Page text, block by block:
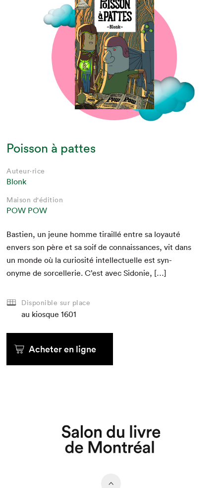
Poisson à pattes
Auteur·rice
Blonk
Maison d'édition
POW POW
Bastien, un jeune homme tirail­lé entre sa loy­auté
envers son père et sa soif de con­nais­sances, vit dans
un monde où la curiosité intel­lectuelle est syn­
onyme de sor­cel­lerie. C’est avec Sidonie, […]
Disponible sur place
au kiosque 1601
Acheter en ligne